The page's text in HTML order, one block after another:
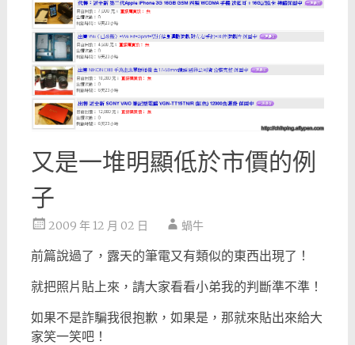
又是一堆明顯低於市價的例
子
2009 年 12 月 02 日 蝸牛
前篇說過了，露天的筆電又有類似的東西出現了！
就把照片貼上來，請大家看看小弟我的判斷準不準！
如果不是詐騙我很抱歉，如果是，那就來貼出來給大
家笑一笑吧！